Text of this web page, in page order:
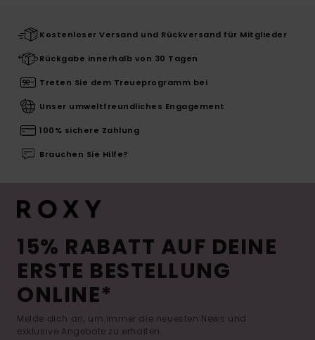
Kostenloser Versand und Rückversand für Mitglieder
Rückgabe innerhalb von 30 Tagen
Treten Sie dem Treueprogramm bei
Unser umweltfreundliches Engagement
100% sichere Zahlung
Brauchen Sie Hilfe?
15% RABATT AUF DEINE
ERSTE BESTELLUNG
ONLINE*
Melde dich an, um immer die neuesten News und
exklusive Angebote zu erhalten.